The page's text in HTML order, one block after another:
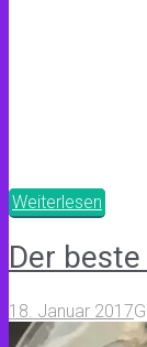
Weiterlesen
Der
18. Januar 2017